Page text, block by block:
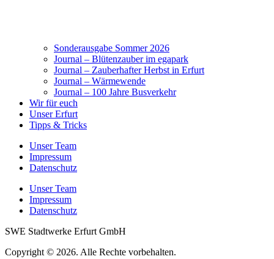
Sonderausgabe Sommer 2026
Journal – Blütenzauber im egapark
Journal – Zauberhafter Herbst in Erfurt
Journal – Wärmewende
Journal – 100 Jahre Busverkehr
Wir für euch
Unser Erfurt
Tipps & Tricks
Unser Team
Impressum
Datenschutz
Unser Team
Impressum
Datenschutz
SWE Stadtwerke Erfurt GmbH
Copyright © 2026. Alle Rechte vorbehalten.